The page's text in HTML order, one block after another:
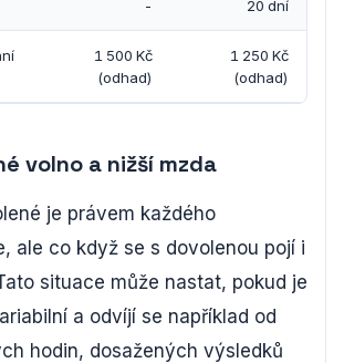
- 20 dní
1 500 Kč
(odhad)
1 250 Kč
(odhad)
volno a nižší mzda
je právem každého
ale co když se s dovolenou pojí i
situace může nastat, pokud je
a odvíjí se například od
hodin, dosažených výsledků